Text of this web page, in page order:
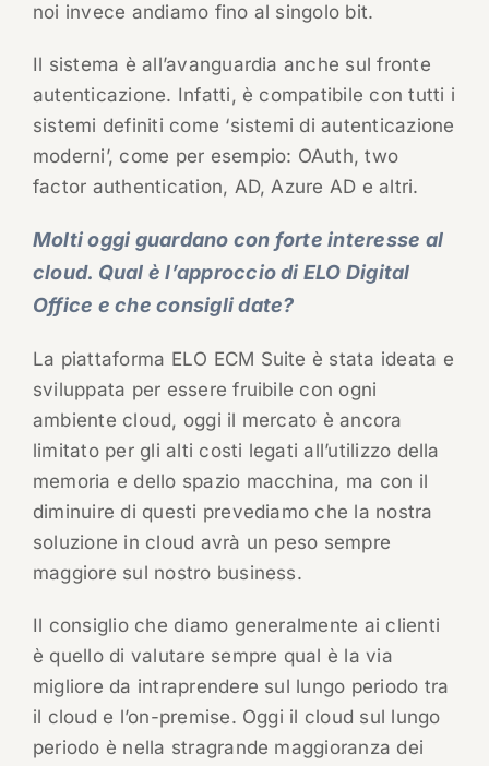
noi invece andiamo fino al singolo bit.
Il sistema è all’avanguardia anche sul fronte
autenticazione. Infatti, è compatibile con tutti i
sistemi definiti come ‘sistemi di autenticazione
moderni’, come per esempio: OAuth, two
factor authentication, AD, Azure AD e altri.
Molti oggi guardano con forte interesse al
cloud. Qual è l’approccio di ELO Digital
Office e che consigli date?
La piattaforma ELO ECM Suite è stata ideata e
sviluppata per essere fruibile con ogni
ambiente cloud, oggi il mercato è ancora
limitato per gli alti costi legati all’utilizzo della
memoria e dello spazio macchina, ma con il
diminuire di questi prevediamo che la nostra
soluzione in cloud avrà un peso sempre
maggiore sul nostro business.
Il consiglio che diamo generalmente ai clienti
è quello di valutare sempre qual è la via
migliore da intraprendere sul lungo periodo tra
il cloud e l’on-premise. Oggi il cloud sul lungo
periodo è nella stragrande maggioranza dei